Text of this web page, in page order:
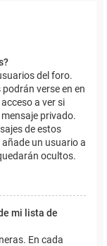
del foro.
verse en en
a ver si
privado.
de estos
un usuario a
ocultos.
mi lista de
En cada